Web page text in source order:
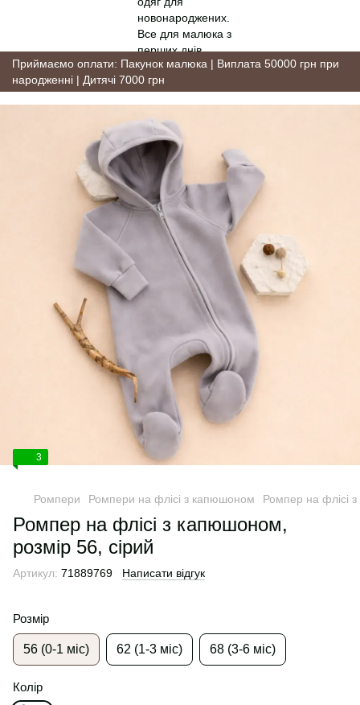
Приймаємо оплати: Пакунок малюка | Виплата 50000 грн при
народженні | Дитячі 7000 грн
3
Ромпери Ромпери на флісі з капюшоном Ромпер на флісі
Ромпер на флісі з капюшоном,
розмір 56, сірий
Артикул: 71889769 Написати відгук
Розмір
56 (0-1 міс) 62 (1-3 міс) 68 (3-6 міс)
Колір